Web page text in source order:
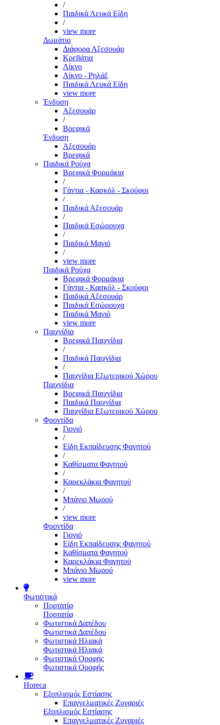
/
Παιδικά Λευκά Είδη
/
view more
Δωμάτιο
Διάφορα Αξεσουάρ
Κρεβάτια
Λίκνο
Λίκνο - Ρηλάξ
Παιδικά Λευκά Είδη
view more
Ένδυση
Αξεσουάρ
/
Βρεφικά
Ένδυση
Αξεσουάρ
Βρεφικά
Παιδικά Ρούχα
Βρεφικά Φορμάκια
/
Γάντια - Κασκόλ - Σκούφοι
/
Παιδικά Αξεσουάρ
/
Παιδικά Εσώρουχα
/
Παιδικά Μαγιό
/
view more
Παιδικά Ρούχα
Βρεφικά Φορμάκια
Γάντια - Κασκόλ - Σκούφοι
Παιδικά Αξεσουάρ
Παιδικά Εσώρουχα
Παιδικά Μαγιό
view more
Παιχνίδια
Βρεφικά Παιχνίδια
/
Παιδικά Παιχνίδια
/
Παιχνίδια Εξωτερικού Χώρου
Παιχνίδια
Βρεφικά Παιχνίδια
Παιδικά Παιχνίδια
Παιχνίδια Εξωτερικού Χώρου
Φροντίδα
Γιογιό
/
Είδη Εκπαίδευσης Φαγητού
/
Καθίσματα Φαγητού
/
Καρεκλάκια Φαγητού
/
Μπάνιο Μωρού
/
view more
Φροντίδα
Γιογιό
Είδη Εκπαίδευσης Φαγητού
Καθίσματα Φαγητού
Καρεκλάκια Φαγητού
Μπάνιο Μωρού
view more
Φωτιστικά
Πορτατίφ
Πορτατίφ
Φωτιστικά Δαπέδου
Φωτιστικά Δαπέδου
Φωτιστικά Ηλιακά
Φωτιστικά Ηλιακά
Φωτιστικά Οροφής
Φωτιστικά Οροφής
Horeca
Εξοπλισμός Εστίασης
Επαγγελματικές Ζυγαριές
Εξοπλισμός Εστίασης
Επαγγελματικές Ζυγαριές